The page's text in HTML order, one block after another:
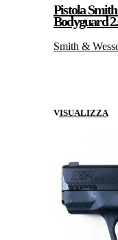
Pistola
Bodyguard
Smith &
VISUALIZZA